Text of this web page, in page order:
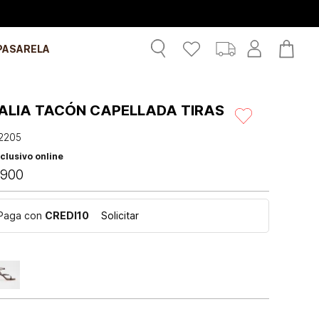
TACÓN CAPELLADA TIRAS
online
900
con CREDI10 Solicitar